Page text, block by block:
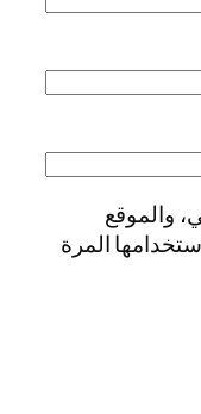
والموقع
المرة